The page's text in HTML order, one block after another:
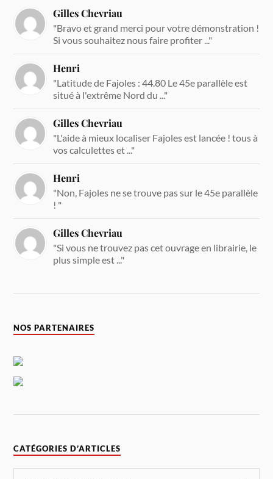
Gilles Chevriau
"Bravo et grand merci pour votre démonstration !
Si vous souhaitez nous faire profiter ..."
Henri
"Latitude de Fajoles : 44.80 Le 45e parallèle est
situé à l'extrême Nord du ..."
Gilles Chevriau
"L'aide à mieux localiser Fajoles est lancée ! tous à
vos calculettes et ..."
Henri
"Non, Fajoles ne se trouve pas sur le 45e parallèle
! "
Gilles Chevriau
"Si vous ne trouvez pas cet ouvrage en librairie, le
plus simple est ..."
NOS PARTENAIRES
CATÉGORIES D’ARTICLES